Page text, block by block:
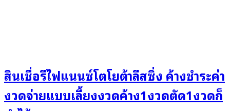
สินเชื่อรีไฟแนนซ์โตโยต้าลีสซิ่ง ค้างชำระค่า
งวดจ่ายแบบเลี้ยงงวดค้าง1งวดตัด1งวดก็